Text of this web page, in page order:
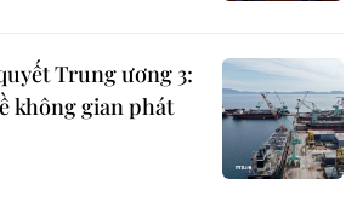
Trung ương 3:
không gian phát